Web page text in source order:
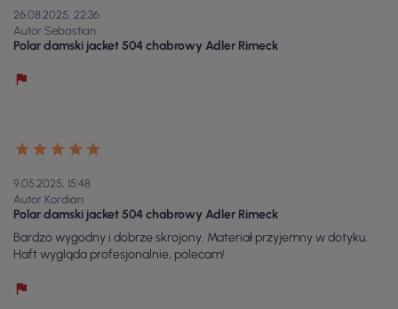
26.08.2025, 22:36
Autor Sebastian
Polar damski jacket 504 chabrowy Adler Rimeck
9.05.2025, 15:48
Autor Kordian
Polar damski jacket 504 chabrowy Adler Rimeck
Bardzo wygodny i dobrze skrojony. Materiał przyjemny w dotyku.
Haft wygląda profesjonalnie, polecam!